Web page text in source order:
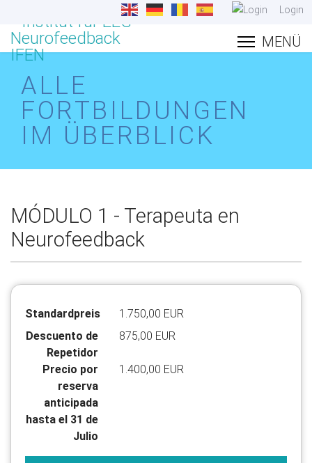
Login
ALLE
FORTBILDUNGEN
IM ÜBERBLICK
MÓDULO 1 - Terapeuta en
Neurofeedback
Standardpreis
1.750,00 EUR
Descuento de
Repetidor
875,00 EUR
Precio por
reserva
anticipada
hasta el 31 de
Julio
1.400,00 EUR